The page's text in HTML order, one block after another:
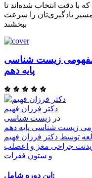
با دقت انتخاب شده‌اند تا
یادگیری‌تان را سرعت
ببخشند
زیست شناسی
پایه دهم
دکتر فرزان فهیم
در زیست شناسی
زیست شناسی پایه دهم
توسط دکتر فرزان فهیم
جراحی مغز و اعصلب
و ستون فقرات
این دوره شامل: